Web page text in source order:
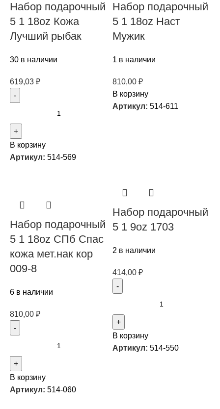
Набор подарочный
5 1 18oz Кожа
Лучший рыбак
30 в наличии
619,03 ₽
В корзину
Артикул: 514-569
Набор подарочный
5 1 18oz Наст
Мужик
1 в наличии
810,00 ₽
В корзину
Артикул: 514-611
Набор подарочный
5 1 18oz СПб Спас
кожа мет.нак кор
009-8
6 в наличии
810,00 ₽
В корзину
Артикул: 514-060
Набор подарочный
5 1 9oz 1703
2 в наличии
414,00 ₽
В корзину
Артикул: 514-550